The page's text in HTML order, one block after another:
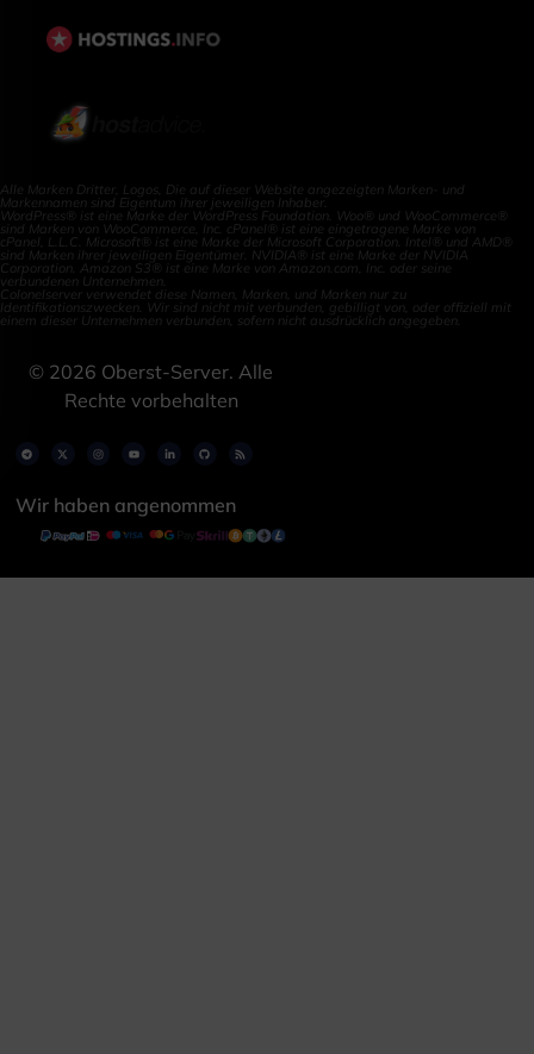
Alle Marken Dritter, Logos, Die auf dieser Website angezeigten Marken- und
Markennamen sind Eigentum ihrer jeweiligen Inhaber.
WordPress® ist eine Marke der WordPress Foundation. Woo® und WooCommerce®
sind Marken von WooCommerce, Inc. cPanel® ist eine eingetragene Marke von
cPanel, L.L.C. Microsoft® ist eine Marke der Microsoft Corporation. Intel® und AMD®
sind Marken ihrer jeweiligen Eigentümer. NVIDIA® ist eine Marke der NVIDIA
Corporation. Amazon S3® ist eine Marke von Amazon.com, Inc. oder seine
verbundenen Unternehmen.
Colonelserver verwendet diese Namen, Marken, und Marken nur zu
Identifikationszwecken. Wir sind nicht mit verbunden, gebilligt von, oder offiziell mit
einem dieser Unternehmen verbunden, sofern nicht ausdrücklich angegeben.
© 2026 Oberst-Server. Alle
Rechte vorbehalten
Wir haben angenommen